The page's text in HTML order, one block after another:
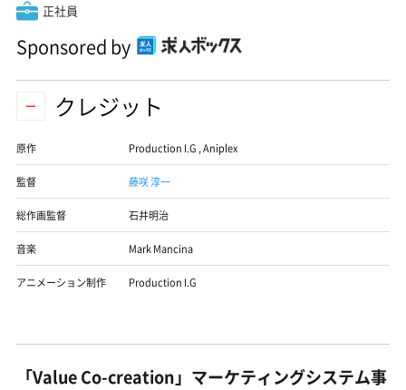
正社員
Sponsored by
クレジット
原作 Production I.G ,Aniplex
監督 藤咲 淳一
総作画監督 石井明治
音楽 Mark Mancina
アニメーション制作 Production I.G
「Value Co-creation」マーケティングシステム事